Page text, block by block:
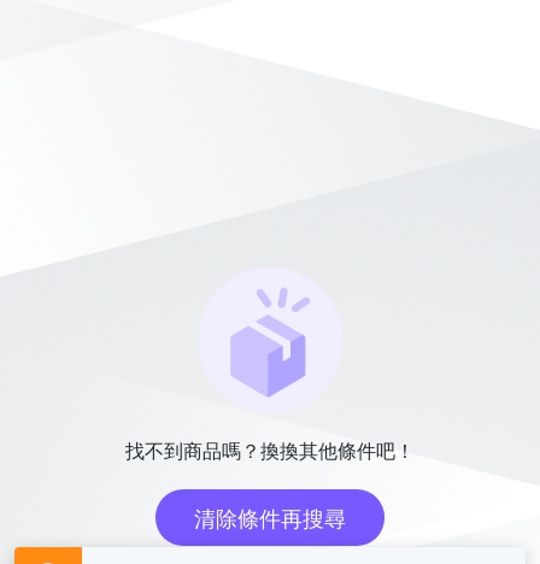
找不到商品嗎？換換其他條件吧！
清除條件再搜尋